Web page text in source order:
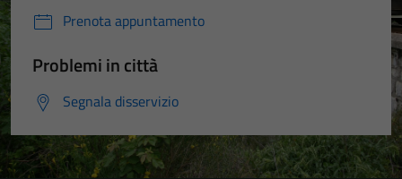
Prenota appuntamento
Problemi in città
Segnala disservizio